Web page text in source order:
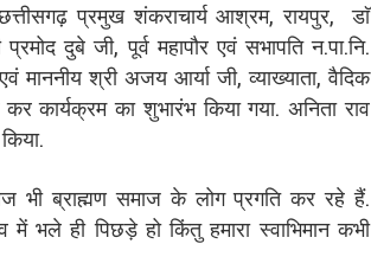
प्रमुख शंकराचार्य आश्रम, रायपुर, डाॅ
दुबे जी, पूर्व महापौर एवं सभापति न.पा.नि.
माननीय श्री अजय आर्या जी, व्याख्याता, वैदिक
कार्यक्रम का शुभारंभ किया गया. अनिता राव
भी ब्राह्मण समाज के लोग प्रगति कर रहे हैं.
ही पिछड़े हो किंतु हमारा स्वाभिमान कभी